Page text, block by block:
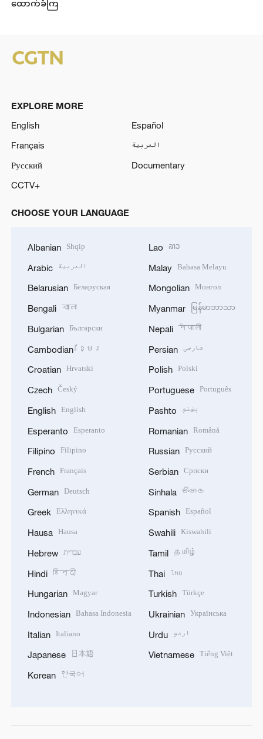
ထောက်ခံကြ
EXPLORE MORE
English
Español
Français
العربية
Русский
Documentary
CCTV+
CHOOSE YOUR LANGUAGE
Albanian Shqip
Arabic العربية
Belarusian Беларуская
Bengali বাংলা
Bulgarian Български
Cambodian ខ្មែរ
Croatian Hrvatski
Czech Český
English English
Esperanto Esperanto
Filipino Filipino
French Français
German Deutsch
Greek Ελληνικά
Hausa Hausa
Hebrew עברית
Hindi हिन्दी
Hungarian Magyar
Indonesian Bahasa Indonesia
Italian Italiano
Japanese 日本語
Korean 한국어
Lao ລາວ
Malay Bahasa Melayu
Mongolian Монгол
Myanmar မြန်မာဘာသာ
Nepali नेपाली
Persian فارسی
Polish Polski
Portuguese Português
Pashto پښتو
Romanian Română
Russian Русский
Serbian Српски
Sinhala සිංහල
Spanish Español
Swahili Kiswahili
Tamil தமிழ்
Thai ไทย
Turkish Türkçe
Ukrainian Українська
Urdu اردو
Vietnamese Tiếng Việt